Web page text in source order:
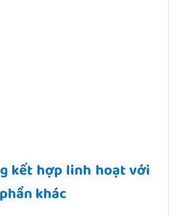
kết hợp linh hoạt với
khác